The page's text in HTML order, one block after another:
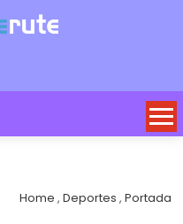
Home ,Deportes ,Portada